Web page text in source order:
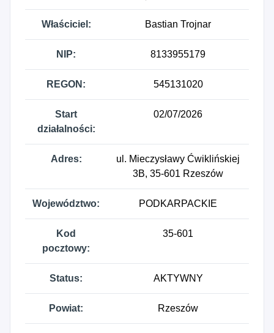
Właściciel: Bastian Trojnar
NIP: 8133955179
REGON: 545131020
Start
działalności:
02/07/2026
Adres:
ul. Mieczysławy Ćwiklińskiej
3B, 35-601 Rzeszów
Województwo: PODKARPACKIE
Kod
pocztowy:
35-601
Status: AKTYWNY
Powiat: Rzeszów